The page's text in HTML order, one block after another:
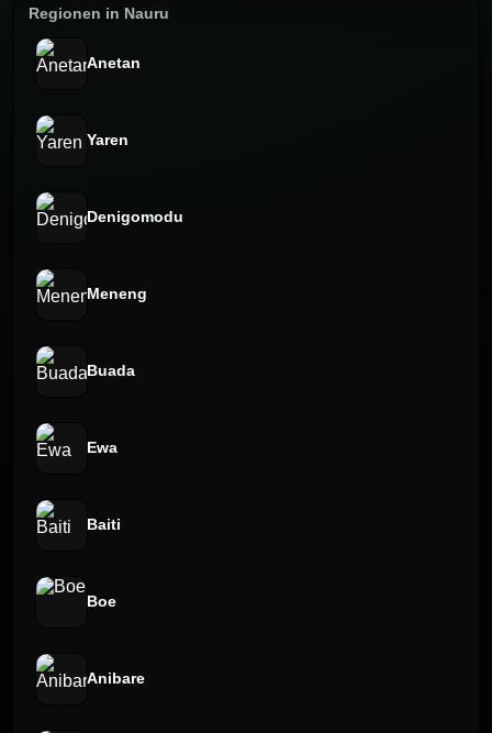
Regionen in Nauru
Anetan
Yaren
Denigomodu
Meneng
Buada
Ewa
Baiti
Boe
Anibare